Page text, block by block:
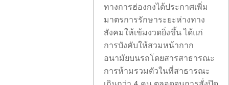
ทางการฮ่องกงได้ประกาศเพิ่ม
มาตรการรักษาระยะห่างทาง
สังคมให้เข้มงวดยิ่งขึ้น ได้แก่
การบังคับให้สวมหน้ากาก
อนามัยบนรถโดยสารสาธารณะ
การห้ามรวมตัวในที่สาธารณะ